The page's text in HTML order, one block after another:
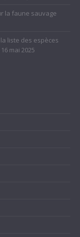
la faune sauvage
liste des espèces
16 mai 2025